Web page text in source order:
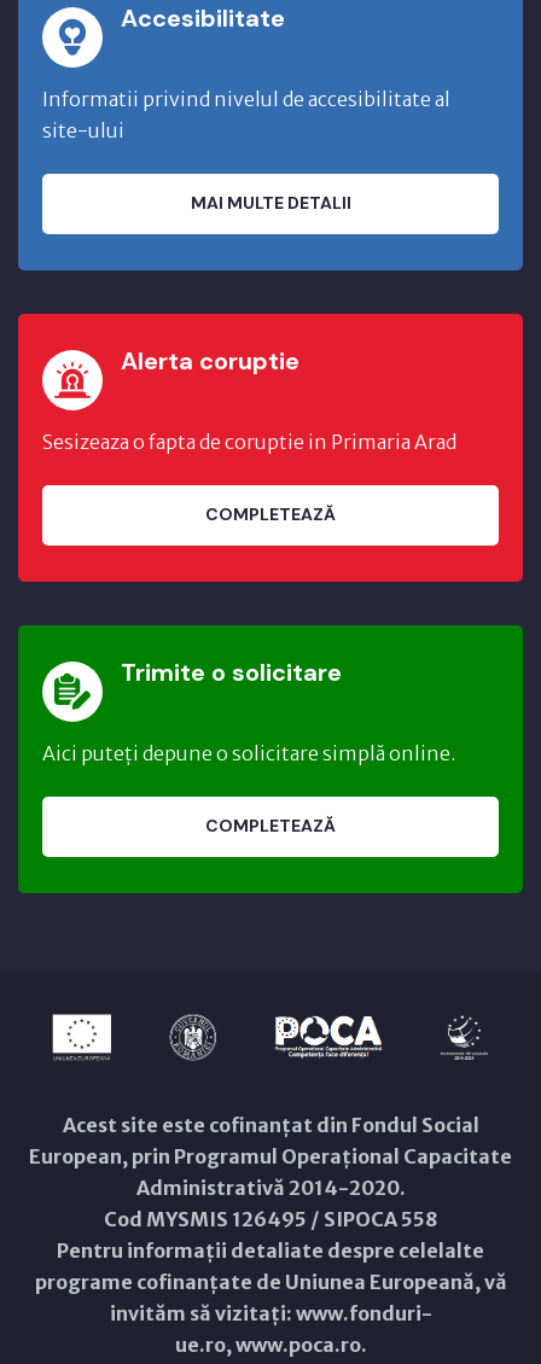
Accesibilitate
Informatii privind nivelul de accesibilitate al
site-ului
MAI MULTE DETALII
Alerta coruptie
Sesizeaza o fapta de coruptie in Primaria Arad
COMPLETEAZĂ
Trimite o solicitare
Aici puteți depune o solicitare simplă online.
COMPLETEAZĂ
Acest site este cofinanțat din Fondul Social
European, prin Programul Operațional Capacitate
Administrativă 2014-2020.
Cod MYSMIS 126495 / SIPOCA 558
Pentru informații detaliate despre celelalte
programe cofinanțate de Uniunea Europeană, vă
invităm să vizitați: www.fonduri-
ue.ro,www.poca.ro.